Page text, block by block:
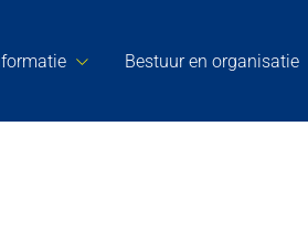
Bestuur en organisatie